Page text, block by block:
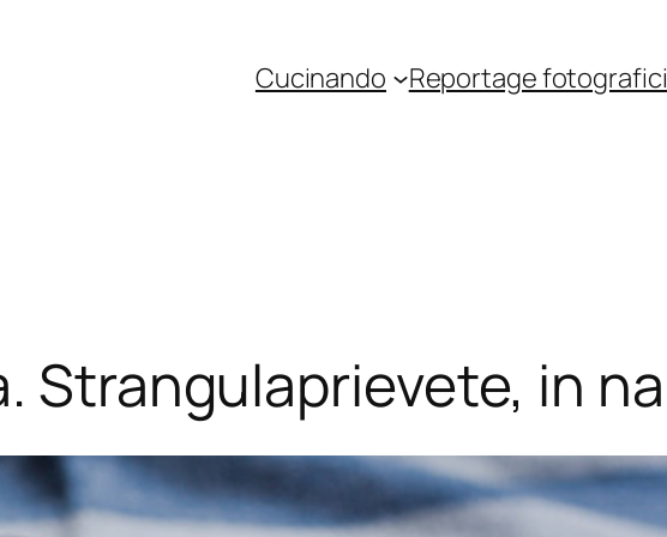
Cucinando Reportage fotografici
Strangulaprievete, in